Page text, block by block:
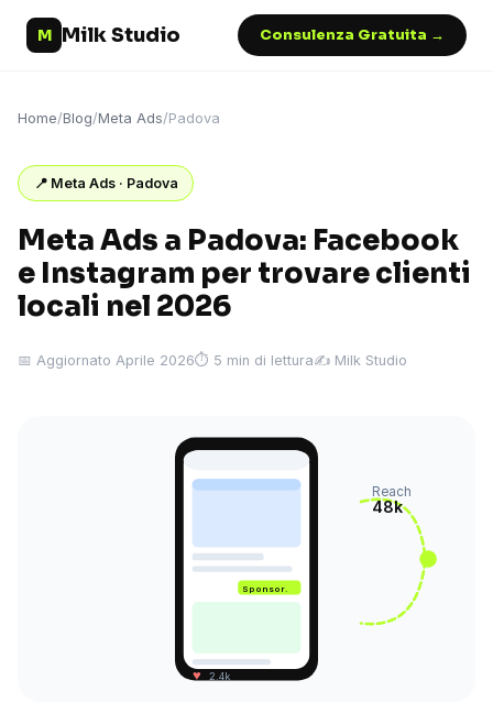
M Milk Studio Consulenza Gratuita →
Home/Blog/Meta Ads/Padova
📍 Meta Ads · Padova
Meta Ads a Padova: Facebook
e Instagram per trovare clienti
locali nel 2026
📅 Aggiornato Aprile 2026⏱ 5 min di lettura✍️ Milk Studio
Sponsor.
♥ 2.4k
Reach
48k